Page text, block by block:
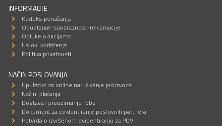
INFORMACIJE
Kodeks ponašanja
Odustanak-saobraznost-reklamacije
Odluke o akcijama
Uslovi korišćenja
Politika privatnosti
NAČIN POSLOVANJA
Uputstvo za online naručivanje proizvoda
Načini plaćanja
Dostava I preuzimanje robe
Dokument za evidentiranje poslovnih partnera
Potvrda o izvršenom evidentiranju za PDV